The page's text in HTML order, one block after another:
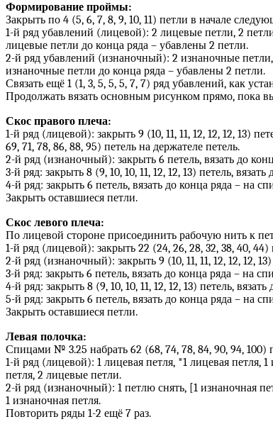
Формирование проймы:
Закрыть по 4 (5, 6, 7, 8, 9, 10, 11) петли в начале
1-й ряд убавлений (лицевой): 2 лицевые петли, 2
лицевые петли до конца ряда – убавлены 2 петли.
2-й ряд убавлений (изнаночный): 2 изнаночные петли,
изнаночные петли до конца ряда – убавлены 2 петли.
Связать ещё 1 (1, 3, 5, 5, 5, 7, 7) ряд убавлений, как
Продолжать вязать основным рисунком прямо, пока
Скос правого плеча:
1-й ряд (лицевой): закрыть 9 (10, 11, 11, 12, 12, 12, 13)
69, 71, 78, 86, 88, 95) петель на держателе петель.
2-й ряд (изнаночный): закрыть 6 петель, вязать до
3-й ряд: закрыть 8 (9, 10, 10, 11, 12, 12, 13) петель,
4-й ряд: закрыть 6 петель, вязать до конца ряда – на
Закрыть оставшиеся петли.
Скос левого плеча:
По лицевой стороне присоединить рабочую нить к
1-й ряд (лицевой): закрыть 22 (24, 26, 28, 32, 38, 40, 44)
2-й ряд (изнаночный): закрыть 9 (10, 11, 11, 12, 12, 12,
3-й ряд: закрыть 6 петель, вязать до конца ряда – на
4-й ряд: закрыть 8 (9, 10, 10, 11, 12, 12, 13) петель,
5-й ряд: закрыть 6 петель, вязать до конца ряда – на
Закрыть оставшиеся петли.
Левая полочка:
Спицами № 3.25 набрать 62 (68, 74, 78, 84, 90, 94, 100)
1-й ряд (лицевой): 1 лицевая петля, *1 лицевая петля,
петля, 2 лицевые петли.
2-й ряд (изнаночный): 1 петлю снять, [1 изнаночная
1 изнаночная петля.
Повторить ряды 1-2 ещё 7 раз.